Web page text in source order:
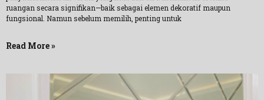
ruangan secara signifikan—baik sebagai elemen dekoratif maupun
fungsional. Namun sebelum memilih, penting untuk
Read More »